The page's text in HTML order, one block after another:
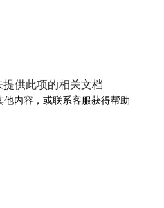
供此项的相关文档
内容，或联系客服获得帮助